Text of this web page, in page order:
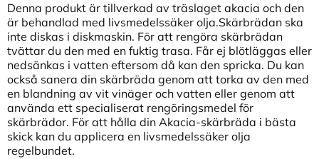
Denna produkt är tillverkad av träslaget akacia och den
är behandlad med livsmedelssäker olja.Skärbrädan ska
inte diskas i diskmaskin. För att rengöra skärbrädan
tvättar du den med en fuktig trasa. Får ej blötläggas eller
nedsänkas i vatten eftersom då kan den spricka. Du kan
också sanera din skärbräda genom att torka av den med
en blandning av vit vinäger och vatten eller genom att
använda ett specialiserat rengöringsmedel för
skärbrädor. För att hålla din Akacia-skärbräda i bästa
skick kan du applicera en livsmedelssäker olja
regelbundet.